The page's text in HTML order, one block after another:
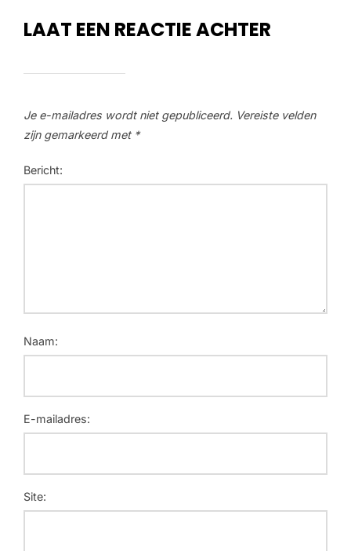
LAAT EEN REACTIE ACHTER
Je e-mailadres wordt niet gepubliceerd. Vereiste velden
zijn gemarkeerd met *
Bericht:
Naam:
E-mailadres:
Site: